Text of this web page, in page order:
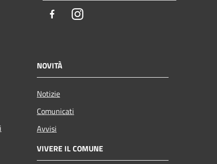
FacebookInstagram
NOVITÀ
Notizie
Comunicati
Avvisi
VIVERE IL COMUNE